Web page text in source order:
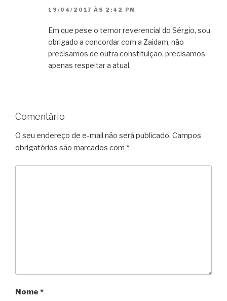
19/04/2017 ÀS 2:42 PM
Em que pese o temor reverencial do Sérgio, sou
obrigado a concordar com a Zaidam, não
precisamos de outra constituição, precisamos
apenas respeitar a atual.
Comentário
O seu endereço de e-mail não será publicado. Campos
obrigatórios são marcados com *
Nome *